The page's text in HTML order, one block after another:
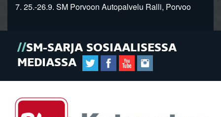
7. 25.-26.9. SM Porvoon Autopalvelu Ralli, Porvoo
SM-SARJA SOSIAALISESSA
MEDIASSA